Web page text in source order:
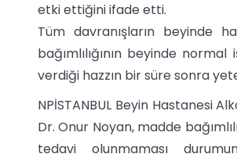
etki ettiğini ifade etti.
Tüm davranışların beyinde
bağımlılığının beyinde
verdiği hazzın bir süre sonra
NPİSTANBUL Beyin Hastanesi
Dr. Onur Noyan, madde
tedavi olunmaması